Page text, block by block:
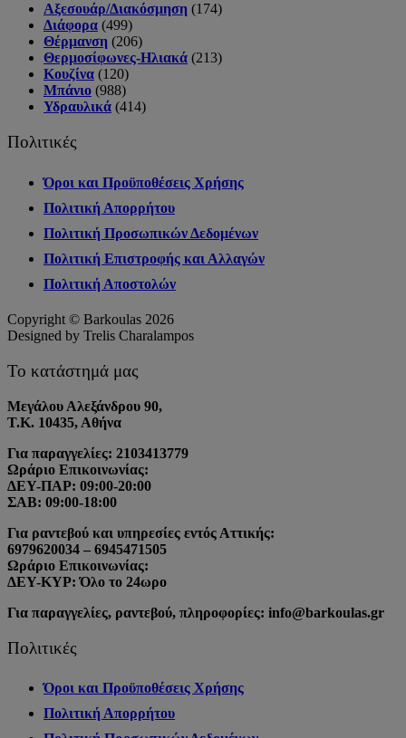
Αξεσουάρ/Διακόσμηση (174)
Διάφορα (499)
Θέρμανση (206)
Θερμοσίφωνες-Ηλιακά (213)
Κουζίνα (120)
Μπάνιο (988)
Υδραυλικά (414)
Πολιτικές
Όροι και Προϋποθέσεις Χρήσης
Πολιτική Απορρήτου
Πολιτική Προσωπικών Δεδομένων
Πολιτική Επιστροφής και Αλλαγών
Πολιτική Αποστολών
Copyright © Barkoulas 2026
Designed by Trelis Charalampos
Το κατάστημά μας
Μεγάλου Αλεξάνδρου 90,
Τ.Κ. 10435, Αθήνα
Για παραγγελίες: 2103413779
Ωράριο Επικοινωνίας:
ΔΕΥ-ΠΑΡ: 09:00-20:00
ΣΑΒ: 09:00-18:00
Για ραντεβού και υπηρεσίες εντός Αττικής:
6979620034 – 6945471505
Ωράριο Επικοινωνίας:
ΔΕΥ-ΚΥΡ: Όλο το 24ωρο
Για παραγγελίες, ραντεβού, πληροφορίες: info@barkoulas.gr
Πολιτικές
Όροι και Προϋποθέσεις Χρήσης
Πολιτική Απορρήτου